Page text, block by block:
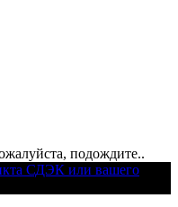
подождите..
СДЭК или вашего